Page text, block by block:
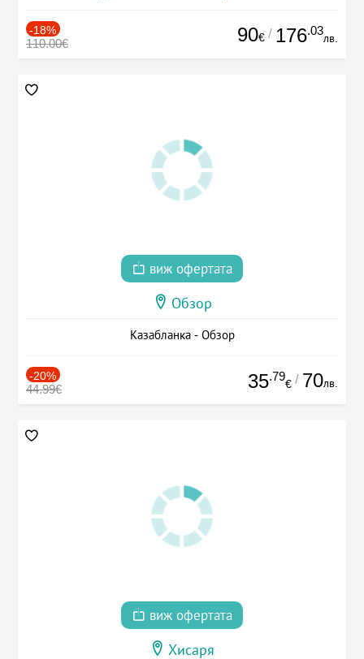
-18%
110.00€ 90€ / 176.03
лв.
виж офертата
Обзор
Казабланка - Обзор
-20%
44.99€ 35.79
€ / 70лв.
виж офертата
Хисаря